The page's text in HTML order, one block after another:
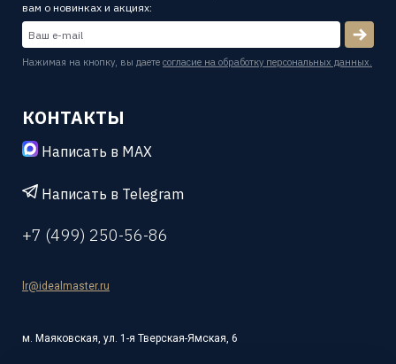
вам о новинках и акциях:
Нажимая на кнопку, вы даете согласие на обработку персональных данных.
КОНТАКТЫ
Написать в MAX
Написать в Telegram
+7 (499) 250-56-86
lr@idealmaster.ru
м. Маяковская, ул. 1-я Тверская-Ямская, 6